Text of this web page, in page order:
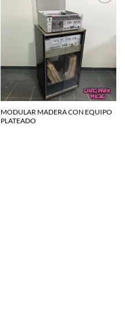
MODULAR MADERA CON EQUIPO
PLATEADO